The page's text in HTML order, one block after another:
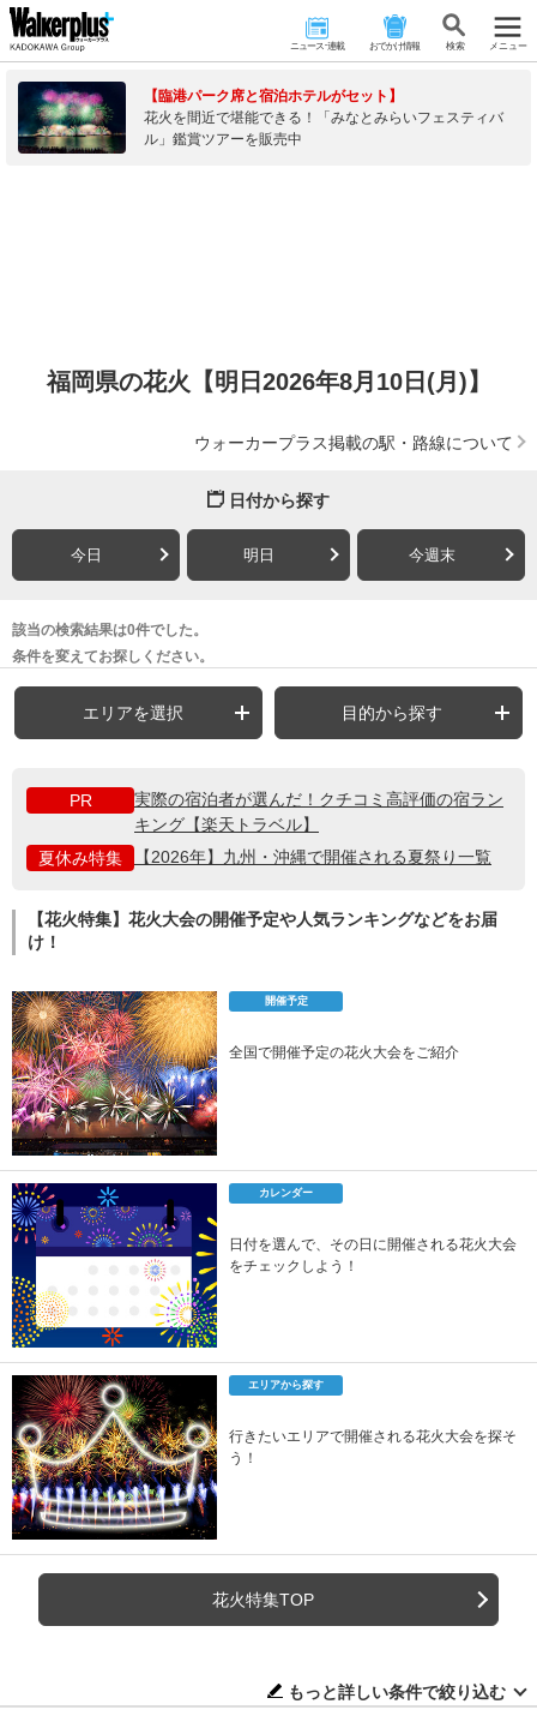
ニュース･連載 おでかけ情報 検 索 メニュー
【臨港パーク席と宿泊ホテルがセット】
花火を間近で堪能できる！「みなとみらいフェスティバ
ル」鑑賞ツアーを販売中
福岡県の花火【明日2026年8月10日(月)】
ウォーカープラス掲載の駅・路線について
日付から探す
今日 明日 今週末
該当の検索結果は0件でした。
条件を変えてお探しください。
エリアを選択 目的から探す
PR
実際の宿泊者が選んだ！クチコミ高評価の宿ラン
キング【楽天トラベル】
夏休み特集
【2026年】九州・沖縄で開催される夏祭り一覧
【花火特集】花火大会の開催予定や人気ランキングなどをお届
け！
開催予定
全国で開催予定の花火大会をご紹介
カレンダー
日付を選んで、その日に開催される花火大会
をチェックしよう！
エリアから探す
行きたいエリアで開催される花火大会を探そ
う！
花火特集TOP
もっと詳しい条件で絞り込む